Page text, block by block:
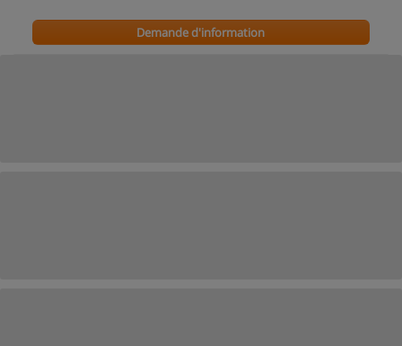
Demande d'information